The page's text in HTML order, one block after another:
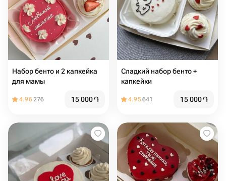
Набор бенто и 2 капкейка
для мамы
4.96276 15 000֏
Сладкий набор бенто +
капкейки
4.95641 15 000֏